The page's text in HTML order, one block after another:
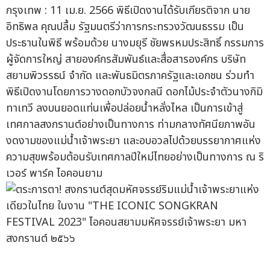
กรุงเทพ : 11 เม.ย. 2566 พิธีเปิดงานได้รับเกียรติจาก นาย
อิทธิพล คุณปลื้ม รัฐมนตรีว่าการกระทรวงวัฒนธรรม เป็น
ประธานในพิธี พร้อมด้วย นางมยุรี ชัยพรหมประสิทธิ์ กรรมการ
ผู้จัดการใหญ่ สายองค์กรสัมพันธ์และสื่อสารองค์กร บริษัท
สยามพิวรรธน์ จำกัด และพันธมิตรภาครัฐและเอกชน ร่วมทำ
พิธีเปิดงานโดยการวางดอกบัวจงกลนี ดอกไม้ประจำตัวนางกิมิ
ทาเทวี ลงบนยอดแท่นเพื่อปล่อยน้ำหลั่งไหล เป็นการเข้าสู่
เทศกาลสงกรานต์อย่างเป็นทางการ ท่ามกลางทัศนียภาพอัน
งดงามของแม่น้ำเจ้าพระยา และอบอวลไปด้วยบรรยากาศแห่ง
ความสุขพร้อมต้อนรับเทศกาลปีใหม่ไทยอย่างเป็นทางการ ณ ริ
เวอร์ พาร์ค ไอคอนยาม